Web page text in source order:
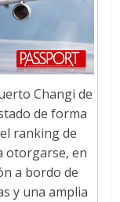
Changi de
de forma
ranking de
otorgarse, en
a bordo de
y una amplia